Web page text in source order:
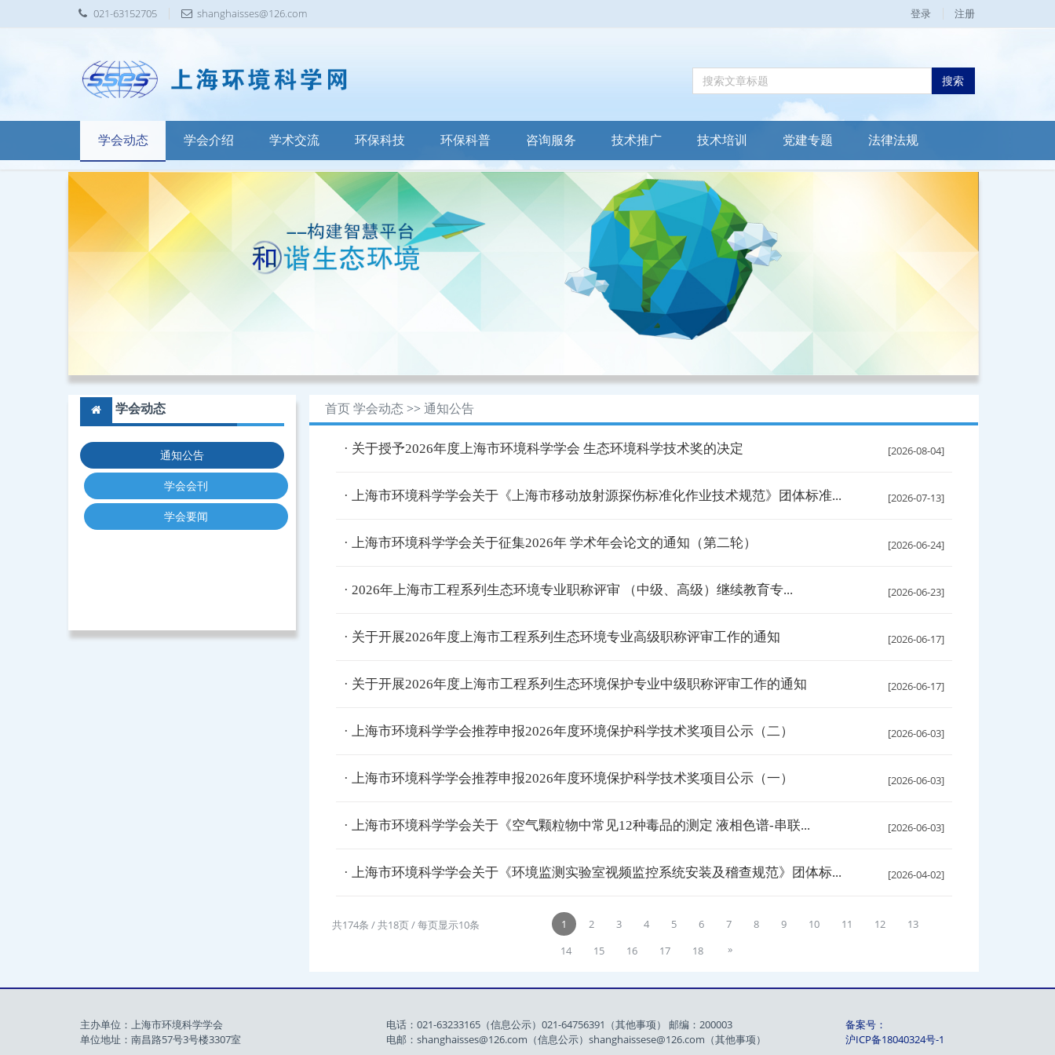
021-63152705 shanghaisses@126.com 登录 注册
搜索
学会动态 学会介绍 学术交流 环保科技 环保科普 咨询服务 技术推广 技术培训 党建专题 法律法规
学会动态
通知公告
学会会刊
学会要闻
首页 学会动态 >>通知公告
· 关于授予2026年度上海市环境科学学会 生态环境科学技术奖的决定 [2026-08-04]
· 上海市环境科学学会关于《上海市移动放射源探伤标准化作业技术规范》团体标准... [2026-07-13]
· 上海市环境科学学会关于征集2026年 学术年会论文的通知（第二轮） [2026-06-24]
· 2026年上海市工程系列生态环境专业职称评审 （中级、高级）继续教育专... [2026-06-23]
· 关于开展2026年度上海市工程系列生态环境专业高级职称评审工作的通知 [2026-06-17]
· 关于开展2026年度上海市工程系列生态环境保护专业中级职称评审工作的通知 [2026-06-17]
· 上海市环境科学学会推荐申报2026年度环境保护科学技术奖项目公示（二） [2026-06-03]
· 上海市环境科学学会推荐申报2026年度环境保护科学技术奖项目公示（一） [2026-06-03]
· 上海市环境科学学会关于《空气颗粒物中常见12种毒品的测定 液相色谱-串联... [2026-06-03]
· 上海市环境科学学会关于《环境监测实验室视频监控系统安装及稽查规范》团体标... [2026-04-02]
共174条 / 共18页 / 每页显示10条 1 2 3 4 5 6 7 8 9 10 11 12
13
14
15 16 17 18 »
主办单位：上海市环境科学学会
单位地址：南昌路57号3号楼3307室
电话：021-63233165（信息公示）021-64756391（其他事项） 邮编：200003
电邮：shanghaisses@126.com（信息公示）shanghaissese@126.com（其他事项）
备案号：
沪ICP备18040324号-1